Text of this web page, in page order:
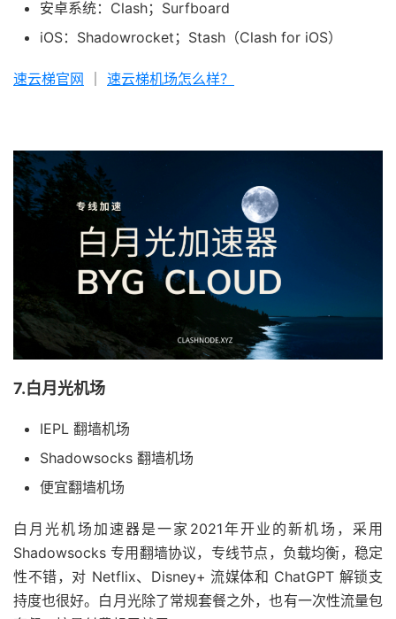
安卓系统：Clash；Surfboard
iOS：Shadowrocket；Stash（Clash for iOS）
速云梯官网 速云梯机场怎么样？
7.白月光机场
IEPL 翻墙机场
Shadowsocks 翻墙机场
便宜翻墙机场
白月光机场加速器是一家2021年开业的新机场，采用
Shadowsocks 专用翻墙协议，专线节点，负载均衡，稳定
性不错，对 Netflix、Disney+ 流媒体和 ChatGPT 解锁支
持度也很好。白月光除了常规套餐之外，也有一次性流量包